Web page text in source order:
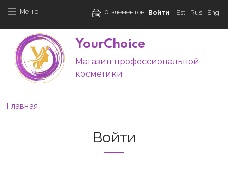
Меню 0 элементов User
Войти Est Rus Eng
YourChoice
Магазин профессиональной
косметики
Строка навигации
Главная
Войти